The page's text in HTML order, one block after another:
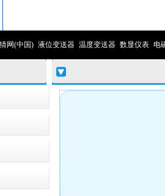
网(中国) 液位变送器 温度变送器 数显仪表 电